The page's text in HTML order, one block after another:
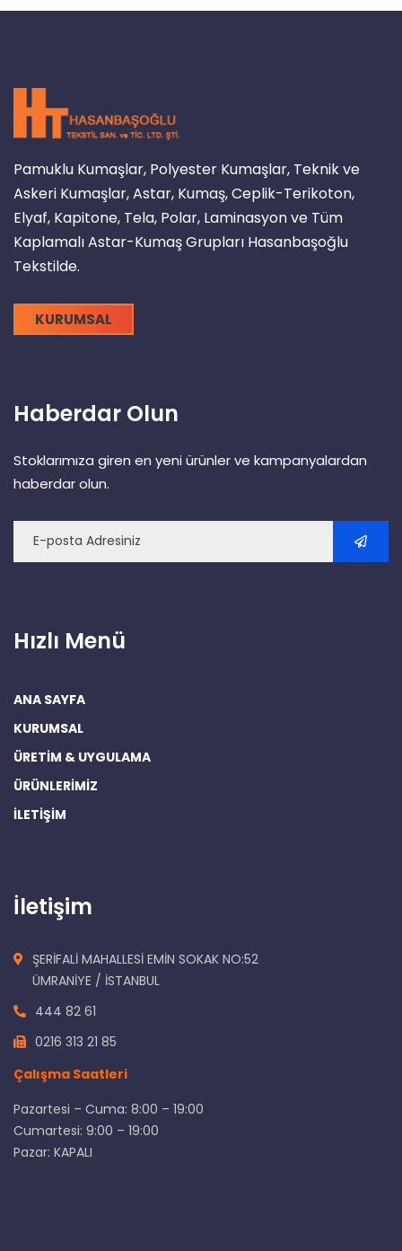
Pamuklu Kumaşlar, Polyester Kumaşlar, Teknik ve
Askeri Kumaşlar, Astar, Kumaş, Ceplik-Terikoton,
Elyaf, Kapitone, Tela, Polar, Laminasyon ve Tüm
Kaplamalı Astar-Kumaş Grupları Hasanbaşoğlu
Tekstilde.
KURUMSAL
Haberdar Olun
Stoklarımıza giren en yeni ürünler ve kampanyalardan
haberdar olun.
Hızlı Menü
ANA SAYFA
KURUMSAL
ÜRETİM & UYGULAMA
ÜRÜNLERİMİZ
İLETİŞİM
İletişim
ŞERİFALİ MAHALLESİ EMİN SOKAK NO:52
ÜMRANİYE / İSTANBUL
444 82 61
0216 313 21 85
Çalışma Saatleri
Pazartesi – Cuma: 8:00 – 19:00
Cumartesi: 9:00 – 19:00
Pazar: KAPALI